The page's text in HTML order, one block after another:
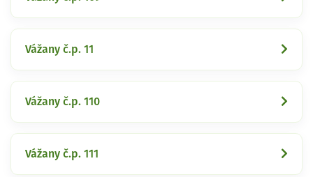
Vážany č.p. 11
Vážany č.p. 110
Vážany č.p. 111